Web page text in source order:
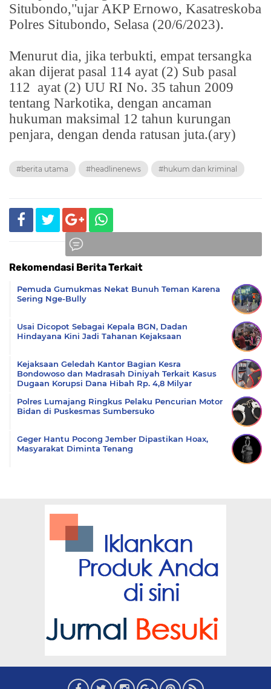
Situbondo,"ujar AKP Ernowo, Kasatreskoba
Polres Situbondo, Selasa (20/6/2023).
Menurut dia, jika terbukti, empat tersangka
akan dijerat pasal 114 ayat (2) Sub pasal
112 ayat (2) UU RI No. 35 tahun 2009
tentang Narkotika, dengan ancaman
hukuman maksimal 12 tahun kurungan
penjara, dengan denda ratusan juta.(ary)
#berita utama #headlinenews #hukum dan kriminal
Rekomendasi Berita Terkait
Pemuda Gumukmas Nekat Bunuh Teman Karena
Sering Nge-Bully
Usai Dicopot Sebagai Kepala BGN, Dadan
Hindayana Kini Jadi Tahanan Kejaksaan
Kejaksaan Geledah Kantor Bagian Kesra
Bondowoso dan Madrasah Diniyah Terkait Kasus
Dugaan Korupsi Dana Hibah Rp. 4,8 Milyar
Polres Lumajang Ringkus Pelaku Pencurian Motor
Bidan di Puskesmas Sumbersuko
Geger Hantu Pocong Jember Dipastikan Hoax,
Masyarakat Diminta Tenang